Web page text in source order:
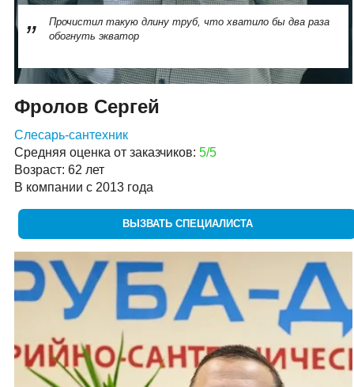
Прочистил такую длину труб, что хватило бы два раза
обогнуть экватор
Фролов Сергей
Слесарь-сантехник
Средняя оценка от заказчиков: 5/5
Возраст: 62 лет
В компании с 2013 года
ВЫЗВАТЬ СПЕЦИАЛИСТА